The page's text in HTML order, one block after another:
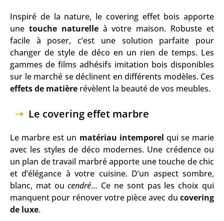
Inspiré de la nature, le covering effet bois apporte
une touche naturelleà votre maison. Robuste et
facile à poser, c’est une solution parfaite pour
changer de style de déco en un rien de temps. Les
gammes de films adhésifs imitation bois disponibles
sur le marché se déclinent en différents modèles. Ces
effets de matière révèlent la beauté de vos meubles.
Le covering effet marbre
Le marbre est un matériau intemporel qui se marie
avec les styles de déco modernes. Une crédence ou
un plan de travail marbré apporte une touche de chic
et d’élégance à votre cuisine. D’un aspect sombre,
blanc, mat oucendré… Ce ne sont pas les choix qui
manquent pour rénover votre pièce avec du covering
de luxe.